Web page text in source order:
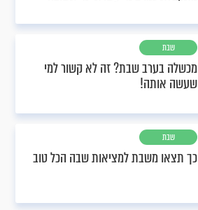
שבת
מכשלה בערב שבת? זה לא קשור למי
שעשה אותה!
שבת
כך תצאו משבת למציאות שבה הכל טוב